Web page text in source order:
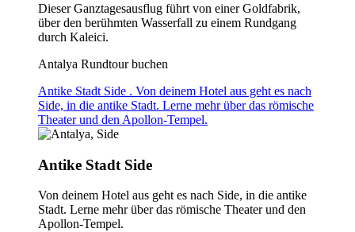
Dieser Ganztagesausflug führt von einer Goldfabrik,
über den berühmten Wasserfall zu einem Rundgang
durch Kaleici.
Antalya Rundtour buchen
Antike Stadt Side . Von deinem Hotel aus geht es nach
Side, in die antike Stadt. Lerne mehr über das römische
Theater und den Apollon-Tempel.
Antike Stadt Side
Von deinem Hotel aus geht es nach Side, in die antike
Stadt. Lerne mehr über das römische Theater und den
Apollon-Tempel.